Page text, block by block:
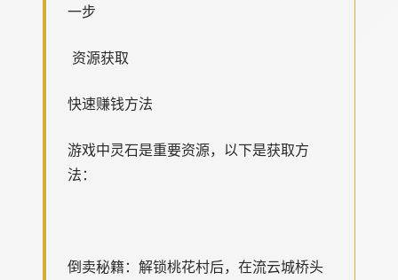
一步
资源获取
快速赚钱方法
游戏中灵石是重要资源，以下是获取方
法：
倒卖秘籍：解锁桃花村后，在流云城桥头